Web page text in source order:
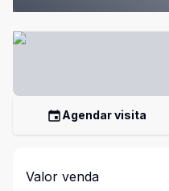
Agendar visita
Valor venda